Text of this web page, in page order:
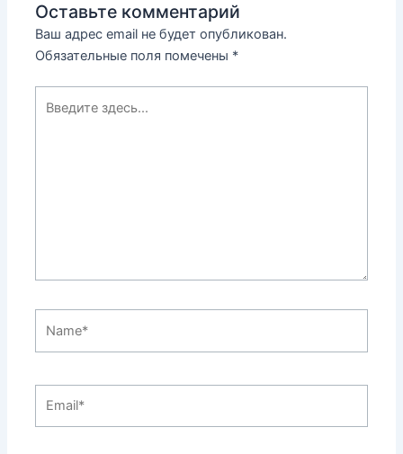
Оставьте комментарий
Ваш адрес email не будет опубликован.
Обязательные поля помечены *
здесь...